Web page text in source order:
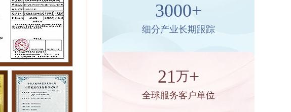
3000+
细分产业长期跟踪
21万+
全球服务客户单位